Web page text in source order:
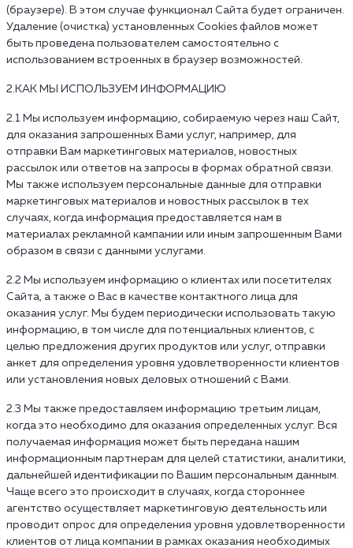
(браузере). В этом случае функционал Сайта будет ограничен.
Удаление (очистка) установленных Cookies файлов может
быть проведена пользователем самостоятельно с
использованием встроенных в браузер возможностей.
2.КАК МЫ ИСПОЛЬЗУЕМ ИНФОРМАЦИЮ
2.1 Мы используем информацию, собираемую через наш Сайт,
для оказания запрошенных Вами услуг, например, для
отправки Вам маркетинговых материалов, новостных
рассылок или ответов на запросы в формах обратной связи.
Мы также используем персональные данные для отправки
маркетинговых материалов и новостных рассылок в тех
случаях, когда информация предоставляется нам в
материалах рекламной кампании или иным запрошенным Вами
образом в связи с данными услугами.
2.2 Мы используем информацию о клиентах или посетителях
Сайта, а также о Вас в качестве контактного лица для
оказания услуг. Мы будем периодически использовать такую
информацию, в том числе для потенциальных клиентов, с
целью предложения других продуктов или услуг, отправки
анкет для определения уровня удовлетворенности клиентов
или установления новых деловых отношений с Вами.
2.3 Мы также предоставляем информацию третьим лицам,
когда это необходимо для оказания определенных услуг. Вся
получаемая информация может быть передана нашим
информационным партнерам для целей статистики, аналитики,
дальнейшей идентификации по Вашим персональным данным.
Чаще всего это происходит в случаях, когда стороннее
агентство осуществляет маркетинговую деятельность или
проводит опрос для определения уровня удовлетворенности
клиентов от лица компании в рамках оказания необходимых